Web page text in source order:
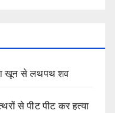
खून से लथपथ शव
से पीट पीट कर हत्या